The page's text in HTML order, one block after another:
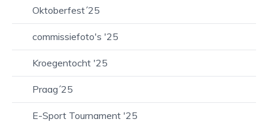
Oktoberfest´25
commissiefoto's '25
Kroegentocht '25
Praag´25
E-Sport Tournament '25